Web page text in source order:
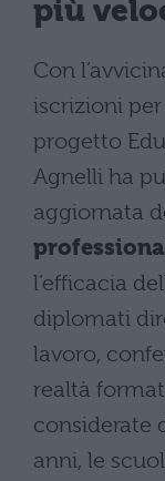
più
Con
iscrizioni
progetto
Agnelli ha
aggiornata
l’efficacia
diplomati
lavoro,
realtà
considerate
anni, le